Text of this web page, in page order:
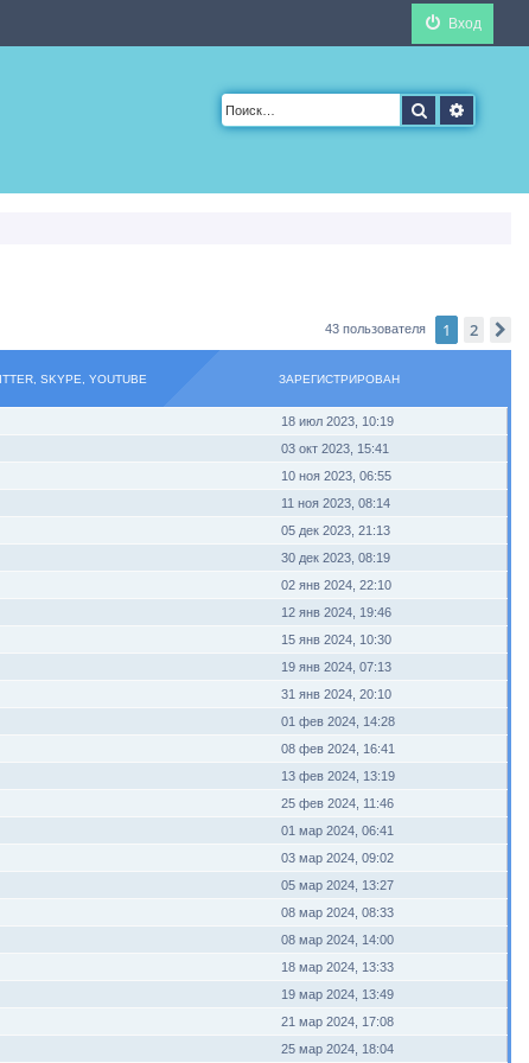
Вход
Поиск
43 пользователя 1 2
SKYPE, YOUTUBE ЗАРЕГИСТРИРОВАН
18 июл 2023, 10:19
03 окт 2023, 15:41
10 ноя 2023, 06:55
11 ноя 2023, 08:14
05 дек 2023, 21:13
30 дек 2023, 08:19
02 янв 2024, 22:10
12 янв 2024, 19:46
15 янв 2024, 10:30
19 янв 2024, 07:13
31 янв 2024, 20:10
01 фев 2024, 14:28
08 фев 2024, 16:41
13 фев 2024, 13:19
25 фев 2024, 11:46
01 мар 2024, 06:41
03 мар 2024, 09:02
05 мар 2024, 13:27
08 мар 2024, 08:33
08 мар 2024, 14:00
18 мар 2024, 13:33
19 мар 2024, 13:49
21 мар 2024, 17:08
25 мар 2024, 18:04